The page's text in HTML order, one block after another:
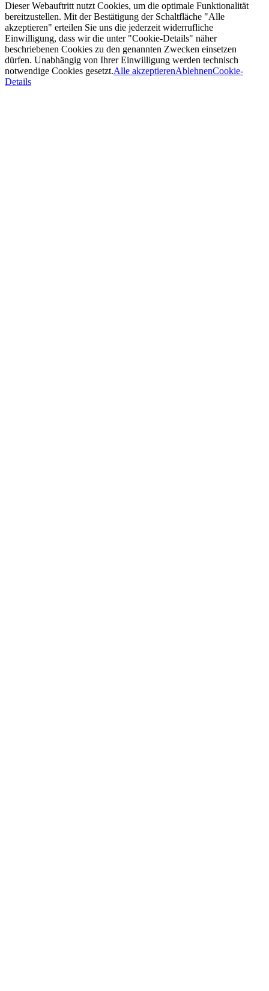
Dieser Webauftritt nutzt Cookies, um die optimale Funktionalität
bereitzustellen. Mit der Bestätigung der Schaltfläche "Alle
akzeptieren" erteilen Sie uns die jederzeit widerrufliche
Einwilligung, dass wir die unter "Cookie-Details" näher
beschriebenen Cookies zu den genannten Zwecken einsetzen
dürfen. Unabhängig von Ihrer Einwilligung werden technisch
notwendige Cookies gesetzt.Alle akzeptierenAblehnenCookie-
Details